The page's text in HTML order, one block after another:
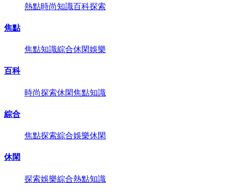
熱點時尚知識百科探索
焦點
焦點知識綜合休閑娛樂
百科
時尚探索休閑焦點知識
綜合
焦點探索綜合娛樂休閑
休閑
探索娛樂綜合熱點知識